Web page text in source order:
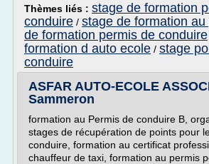
Thèmes liés : stage de formation
conduire / stage de formation au
de formation permis de conduire
formation d auto ecole / stage
conduire
ASFAR AUTO-ECOLE
Sammeron
formation au Permis de conduire B,
stages de récupération de points pour
conduire, formation au certificat
chauffeur de taxi, formation au permis